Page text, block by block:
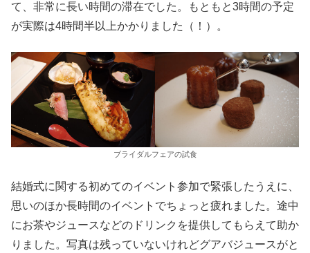
て、非常に長い時間の滞在でした。もともと3時間の予定
が実際は4時間半以上かかりました（！）。
ブライダルフェアの試食
結婚式に関する初めてのイベント参加で緊張したうえに、
思いのほか長時間のイベントでちょっと疲れました。途中
にお茶やジュースなどのドリンクを提供してもらえて助か
りました。写真は残っていないけれどグアバジュースがと